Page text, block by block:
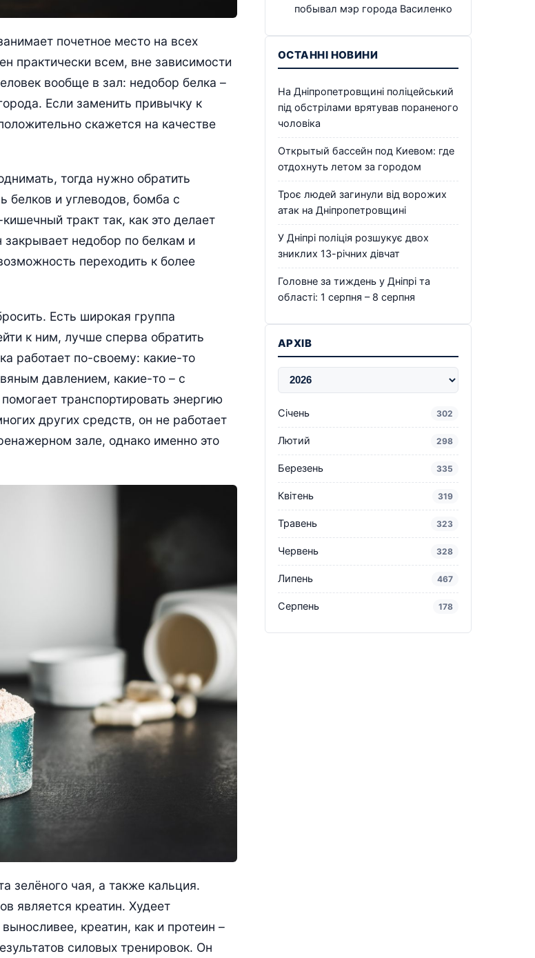
почетное место на всех
практически всем, вне зависимости
вообще в зал: недобор белка –
Если заменить привычку к
скажется на качестве
тогда нужно обратить
белков и углеводов, бомба с
тракт так, как это делает
недобор по белкам и
переходить к более
Есть широкая группа
к ним, лучше сперва обратить
работает по-своему: какие-то
давлением, какие-то – с
транспортировать энергию
других средств, он не работает
зале, однако именно это
зелёного чая, а также кальция.
является креатин. Худеет
креатин, как и протеин –
силовых тренировок. Он
побывал мэр города Василенко
ОСТАННІ НОВИНИ
На Дніпропетровщині поліцейський
під обстрілами врятував пораненого
чоловіка
Открытый бассейн под Киевом: где
отдохнуть летом за городом
Троє людей загинули від ворожих
атак на Дніпропетровщині
У Дніпрі поліція розшукує двох
зниклих 13-річних дівчат
Головне за тиждень у Дніпрі та
області: 1 серпня – 8 серпня
АРХІВ
Січень 302
Лютий 298
Березень 335
Квітень 319
Травень 323
Червень 328
Липень 467
Серпень 178